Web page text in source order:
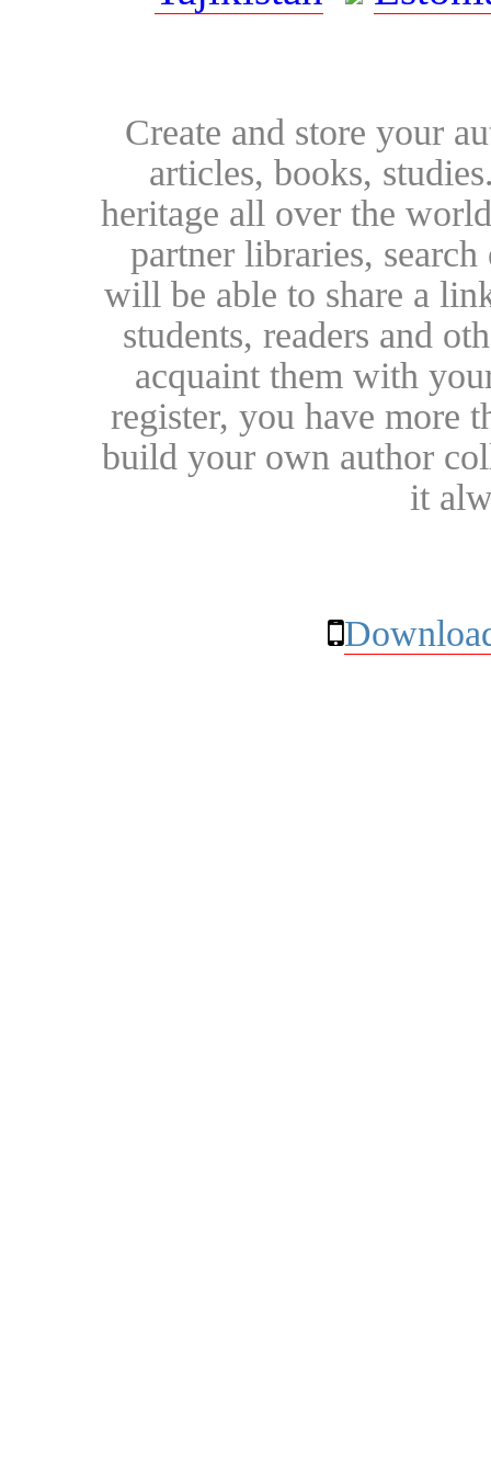
Create and store your
articles, books,
heritage all over the
partner libraries,
will be able to share a
students, readers and
acquaint them with
register, you have more
build your own author
it